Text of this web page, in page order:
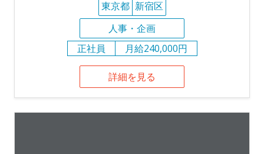
東京都 新宿区
人事・企画
正社員
月給240,000円
詳細を見る